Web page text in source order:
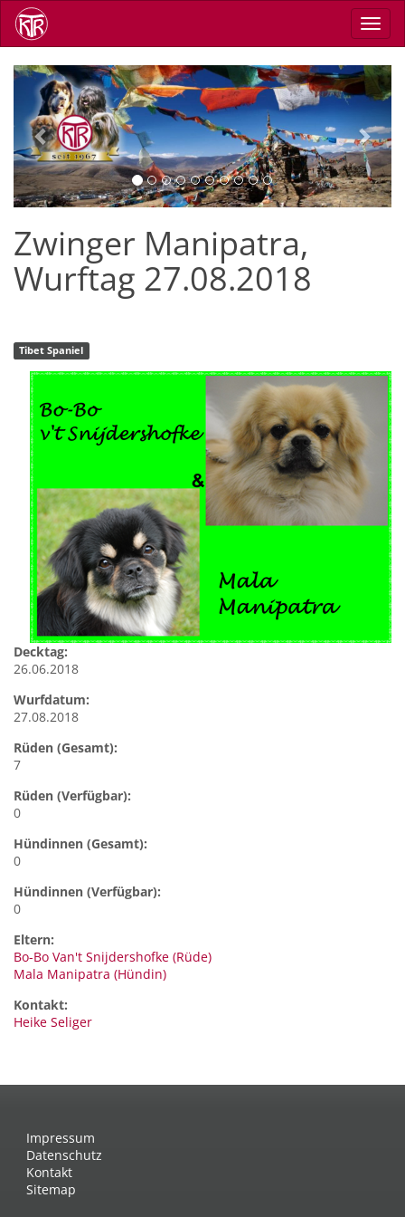
Direkt
zum
Inhalt
Previous Next
Zwinger Manipatra,
Wurftag 27.08.2018
Tibet Spaniel
Decktag:
26.06.2018
Wurfdatum:
27.08.2018
Rüden (Gesamt):
7
Rüden (Verfügbar):
0
Hündinnen (Gesamt):
0
Hündinnen (Verfügbar):
0
Eltern:
Bo-Bo Van't Snijdershofke (Rüde)
Mala Manipatra (Hündin)
Kontakt:
Heike Seliger
Impressum
Datenschutz
Kontakt
Sitemap